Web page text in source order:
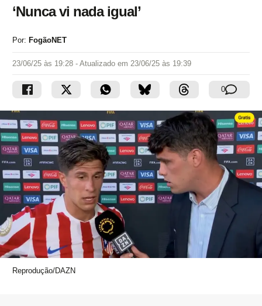
‘Nunca vi nada igual’
Por: FogãoNET
23/06/25 às 19:28 - Atualizado em 23/06/25 às 19:39
0
Reprodução/DAZN